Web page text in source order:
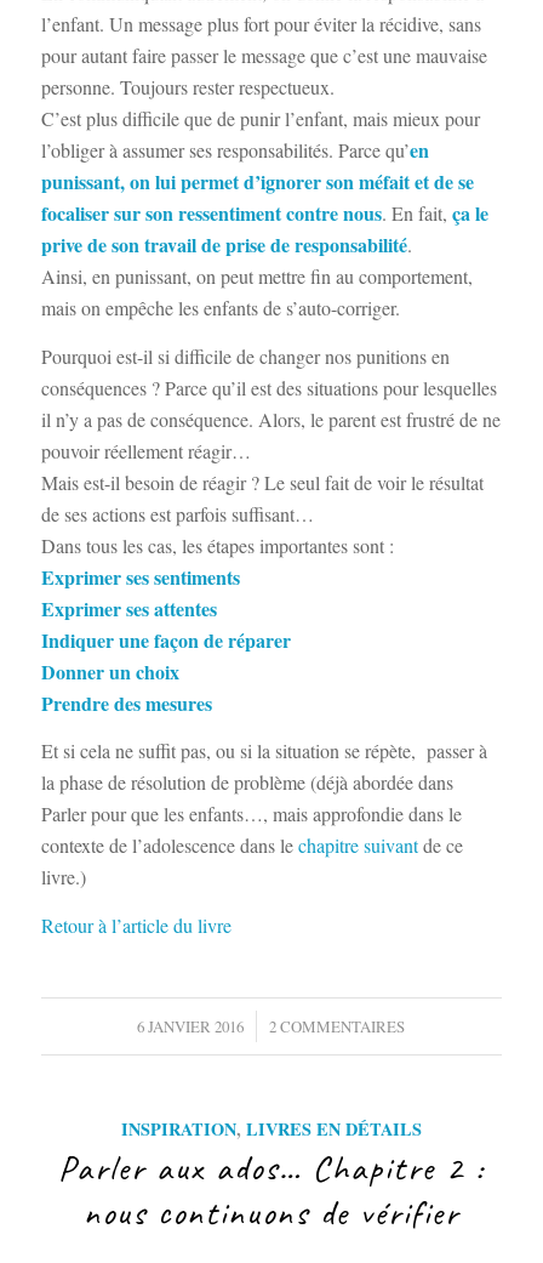
l’enfant. Un message plus fort pour éviter la récidive, sans
pour autant faire passer le message que c’est une mauvaise
personne. Toujours rester respectueux.
C’est plus difficile que de punir l’enfant, mais mieux pour
l’obliger à assumer ses responsabilités. Parce qu’en
punissant, on lui permet d’ignorer son méfait et de se
focaliser sur son ressentiment contre nous. En fait, ça le
prive de son travail de prise de responsabilité.
Ainsi, en punissant, on peut mettre fin au comportement,
mais on empêche les enfants de s’auto-corriger.
Pourquoi est-il si difficile de changer nos punitions en
conséquences ? Parce qu’il est des situations pour lesquelles
il n’y a pas de conséquence. Alors, le parent est frustré de ne
pouvoir réellement réagir…
Mais est-il besoin de réagir ? Le seul fait de voir le résultat
de ses actions est parfois suffisant…
Dans tous les cas, les étapes importantes sont :
Exprimer ses sentiments
Exprimer ses attentes
Indiquer une façon de réparer
Donner un choix
Prendre des mesures
Et si cela ne suffit pas, ou si la situation se répète, passer à
la phase de résolution de problème (déjà abordée dans
Parler pour que les enfants…, mais approfondie dans le
contexte de l’adolescence dans lechapitre suivantde ce
livre.)
Retour à l’article du livre
6 JANVIER 2016
/ 2 COMMENTAIRES
INSPIRATION, LIVRES EN DÉTAILS
Parler aux ados… Chapitre 2 :
nous continuons de vérifier